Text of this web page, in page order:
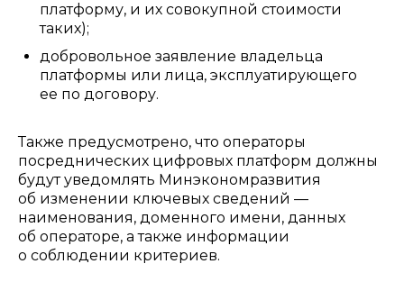
платформу, и их совокупной стоимости
таких);
добровольное заявление владельца
платформы или лица, эксплуатирующего
ее по договору.
Также предусмотрено, что операторы
посреднических цифровых платформ должны
будут уведомлять Минэкономразвития
об изменении ключевых сведений —
наименования, доменного имени, данных
об операторе, а также информации
о соблюдении критериев.